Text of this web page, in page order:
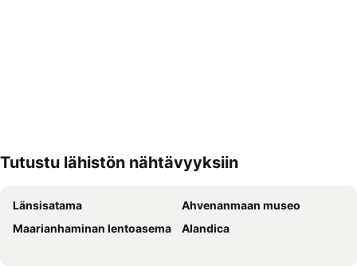
Tutustu lähistön nähtävyyksiin
Länsisatama
Ahvenanmaan museo
Maarianhaminan lentoasema
Alandica